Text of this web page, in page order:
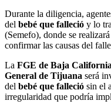
Durante la diligencia,
del bebé que falleció y lo
(Semefo), donde se
confirmar las causas del
La FGE de Baja California
General de Tijuana será
del bebé que falleció sin el
irregularidad que podría